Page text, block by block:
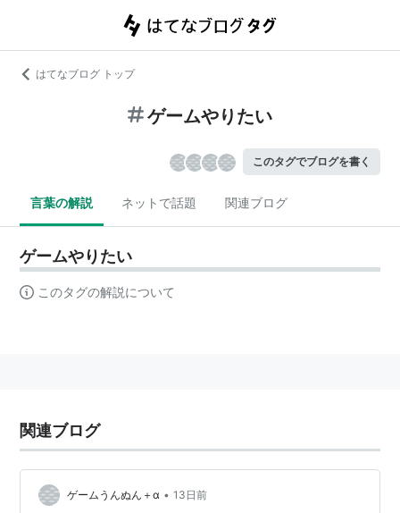
はてなブログ トップ
ゲームやりたい
このタグでブログを書く
言葉の解説 ネットで話題 関連ブログ
ゲームやりたい
このタグの解説について
関連ブログ
ゲームうんぬん＋α • 13日前